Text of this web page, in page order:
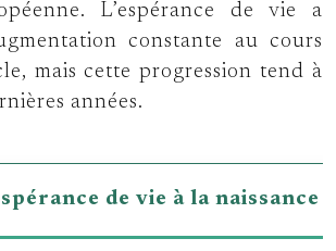
L’espérance de vie a
constante au cours
mais cette progression tend à
années.
de vie à la naissance